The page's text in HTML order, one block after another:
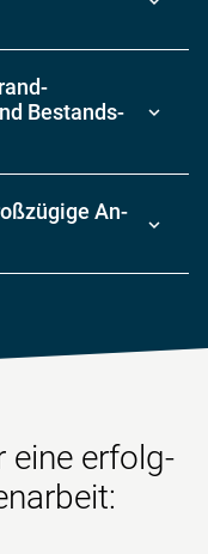
Bestands­
An­
eine erfolg­